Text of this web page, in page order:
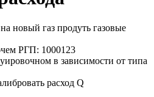
новый газ продуть газовые
РГП: 1000123
в зависимости от типа
расход Q